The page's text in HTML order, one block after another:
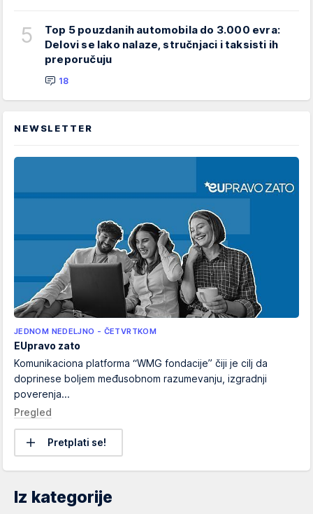
5
Top 5 pouzdanih automobila do 3.000 evra:
Delovi se lako nalaze, stručnjaci i taksisti ih
preporučuju
18
NEWSLETTER
JEDNOM NEDELJNO - ČETVRTKOM
EUpravo zato
Komunikaciona platforma “WMG fondacije” čiji je cilj da
doprinese boljem međusobnom razumevanju, izgradnji
poverenja...
Pregled
Pretplati se!
Iz kategorije